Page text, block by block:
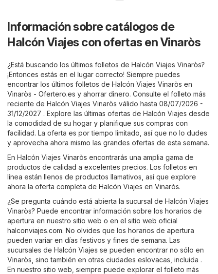
Información sobre catálogos de
Halcón Viajes con ofertas en Vinaròs
¿Está buscando los últimos folletos de Halcón Viajes Vinaròs?
¡Entonces estás en el lugar correcto! Siempre puedes
encontrar los últimos folletos de Halcón Viajes Vinaròs en
Vinaròs - Ofertero.es y ahorrar dinero. Consulte el folleto más
reciente de Halcón Viajes Vinaròs válido hasta 08/07/2026 -
31/12/2027 . Explore las últimas ofertas de Halcón Viajes desde
la comodidad de su hogar y planifique sus compras con
facilidad. La oferta es por tiempo limitado, así que no lo dudes
y aprovecha ahora mismo las grandes ofertas de esta semana.
En Halcón Viajes Vinaròs encontrarás una amplia gama de
productos de calidad a excelentes precios. Los folletos en
línea están llenos de productos llamativos, así que explore
ahora la oferta completa de Halcón Viajes en Vinaròs.
¿Se pregunta cuándo está abierta la sucursal de Halcón Viajes
Vinaròs? Puede encontrar información sobre los horarios de
apertura en nuestro sitio web o en el sitio web oficial
halconviajes.com. No olvides que los horarios de apertura
pueden variar en días festivos y fines de semana. Las
sucursales de Halcón Viajes se pueden encontrar no sólo en
Vinaròs, sino también en otras ciudades eslovacas, incluida .
En nuestro sitio web, siempre puede explorar el folleto más